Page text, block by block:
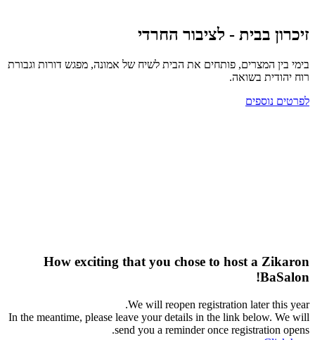
זיכרון בבית - לציבור החרדי
בימי בין המצרים, פותחים את הבית לשיח של אמונה, מפגש דורות וגבורת
רוח יהודית בשואה.
לפרטים נוספים
How exciting that you chose to host a Zikaron
BaSalon!
We will reopen registration later this year.
In the meantime, please leave your details in the link below. We will
send you a reminder once registration opens.